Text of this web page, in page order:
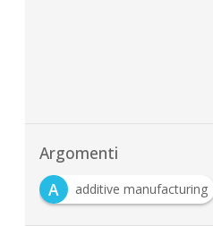
Argomenti
A
additive manufacturing